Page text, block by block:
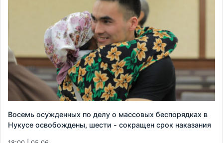
Восемь осужденных по делу о массовых беспорядках в
Нукусе освобождены, шести - сокращен срок наказания